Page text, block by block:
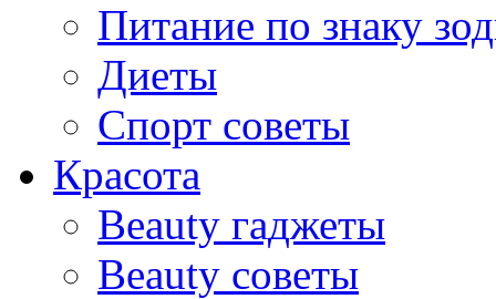
Питание по знаку
Диеты
Спорт советы
Красота
Beauty гаджеты
Beauty советы